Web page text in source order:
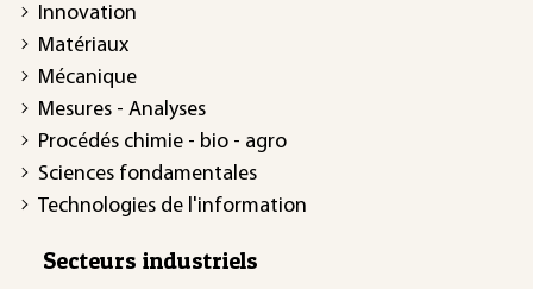
Innovation
Matériaux
Mécanique
Mesures - Analyses
Procédés chimie - bio - agro
Sciences fondamentales
Technologies de l'information
Secteurs industriels